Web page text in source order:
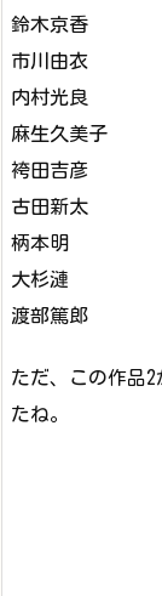
鈴木京香
市川由衣
内村光良
麻生久美子
袴田吉彦
古田新太
柄本明
大杉漣
渡部篤郎
ただ、この作品
たね。